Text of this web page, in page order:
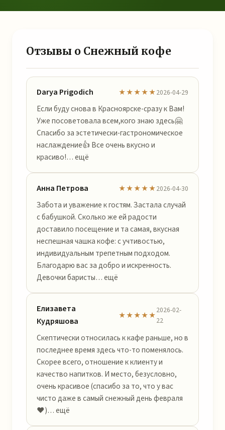
Отзывы о Снежный кофе
Darya Prigodich ★★★★★2026-04-29
Если буду снова в Красноярске-сразу к Вам!
Уже посоветовала всем,кого знаю здесь🤗
Спасибо за эстетически-гастрономическое
наслаждение👍 Все очень вкусно и
красиво!… ещё
Анна Петрова ★★★★★2026-04-30
Забота и уважение к гостям. Застала случай
с бабушкой. Сколько же ей радости
доставило посещение и та самая, вкусная
неспешная чашка кофе: с учтивостью,
индивидуальным трепетным подходом.
Благодарю вас за добро и искренность.
Девочки баристы… ещё
Елизавета
Кудряшова
★★★★★
2026-02-
22
Скептически относилась к кафе раньше, но в
последнее время здесь что-то поменялось.
Скорее всего, отношение к клиенту и
качество напитков. И место, безусловно,
очень красивое (спасибо за то, что у вас
чисто даже в самый снежный день февраля
❤️)… ещё